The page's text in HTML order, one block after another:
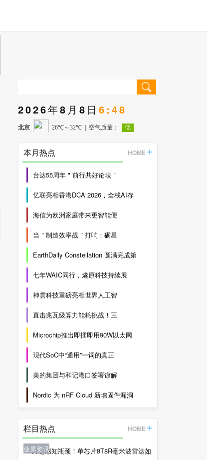
2026年8月8日 6:48
本月热点 HOME
台达55周年＂前行共好论坛＂
忆联亮相香港DCA 2026，全栈AI存
海信为欧洲家庭带来更智能便
当＂制造效率战＂打响：砺星
EarthDaily Constellation 圆满完成第
七年WAIC同行，燧原科技持续展
神雲科技重磅亮相世界人工智
直击兆瓦级算力能耗挑战！三
Microchip推出即插即用90W以太网
现代SoC中“通用”一词的真正
美的集团与和记港口签署谅解
Nordic 为 nRF Cloud 新增固件漏洞
栏目热点 HOME
业界资讯